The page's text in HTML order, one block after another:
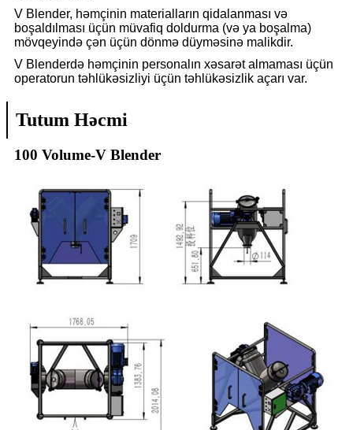
V Blender, həmçinin materialların qidalanması və
boşaldılması üçün müvafiq doldurma (və ya boşalma)
mövqeyində çən üçün dönmə düyməsinə malikdir.
V Blenderdə həmçinin personalın xəsarət almaması üçün
operatorun təhlükəsizliyi üçün təhlükəsizlik açarı var.
Tutum Həcmi
100 Volume-V Blender